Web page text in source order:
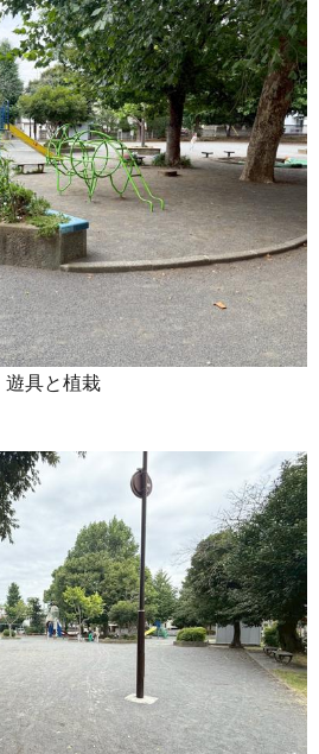
遊具と植栽